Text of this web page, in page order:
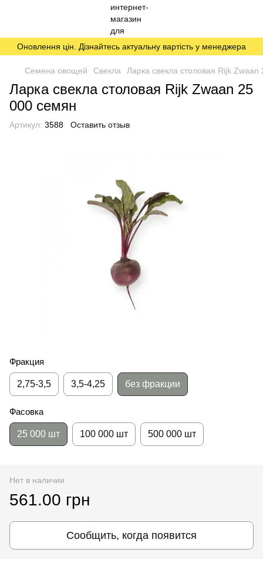
Оновлення цін. Дізнайтесь актуальну вартість у менеджера
Семена овощей Свекла Ларка свекла столовая Rijk
Ларка свекла столовая Rijk Zwaan 25
000 семян
Артикул: 3588 Оставить отзыв
Фракция
2,75-3,5 3,5-4,25 без фракции
Фасовка
25 000 шт 100 000 шт 500 000 шт
Нет в наличии
561.00 грн
Сообщить, когда появится